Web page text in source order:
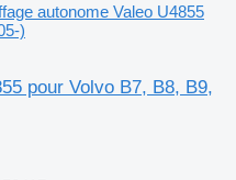
autonome Valeo U4855
)
pour Volvo B7, B8, B9,